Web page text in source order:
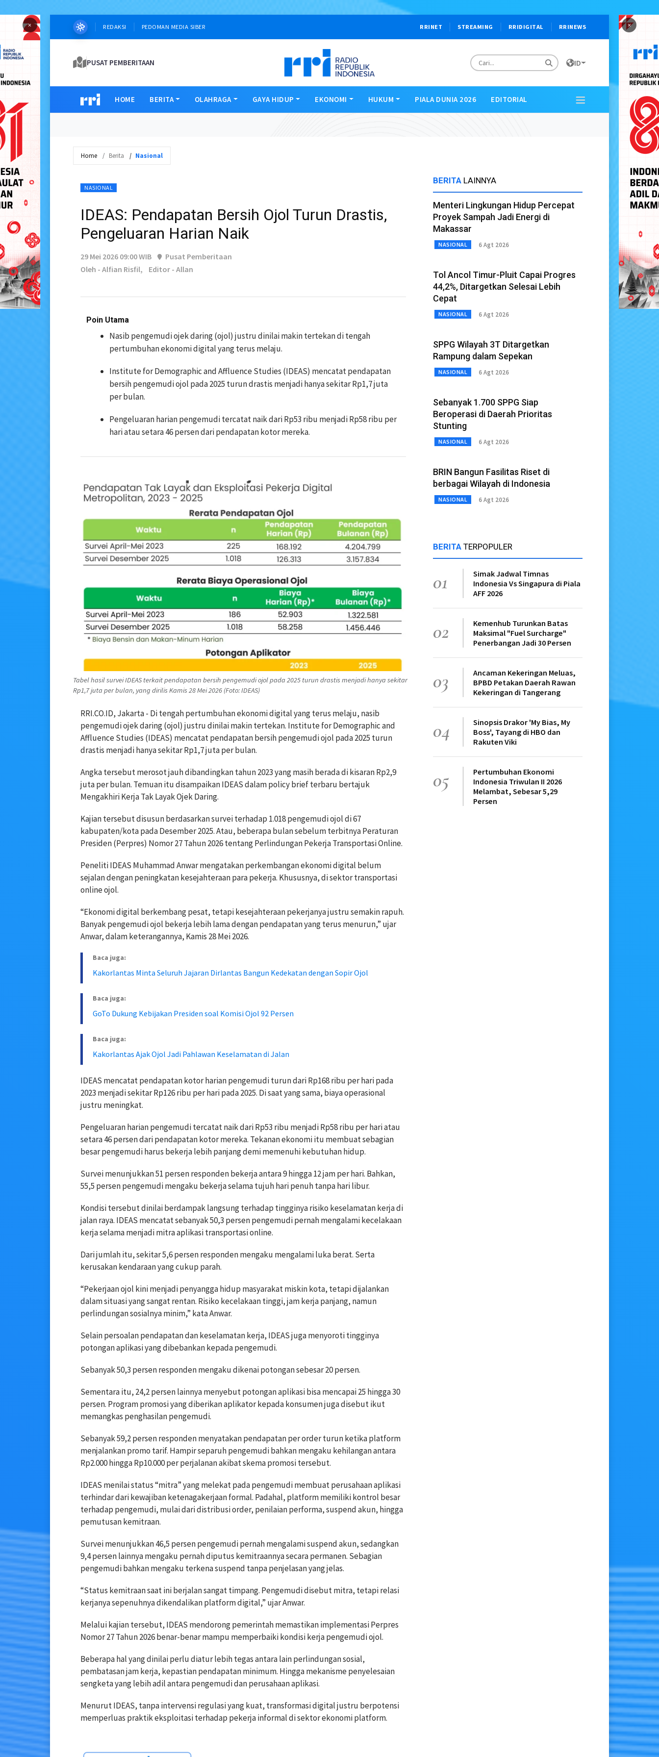
× ×
REDAKSI PEDOMAN MEDIA SIBER RRINET STREAMING RRIDIGITAL RRINEWS
PUSAT PEMBERITAAN ID
HOME BERITA OLAHRAGA GAYA HIDUP EKONOMI HUKUM PIALA DUNIA 2026 EDITORIAL
Home Berita Nasional
NASIONAL
IDEAS: Pendapatan Bersih Ojol Turun Drastis,
Pengeluaran Harian Naik
29 Mei 2026 09:00 WIB
Pusat Pemberitaan
Oleh - Alfian Risfil,
Editor - Allan
Poin Utama
Nasib pengemudi ojek daring (ojol) justru dinilai makin tertekan di tengah
pertumbuhan ekonomi digital yang terus melaju.
Institute for Demographic and Affluence Studies (IDEAS) mencatat pendapatan
bersih pengemudi ojol pada 2025 turun drastis menjadi hanya sekitar Rp1,7 juta
per bulan.
Pengeluaran harian pengemudi tercatat naik dari Rp53 ribu menjadi Rp58 ribu per
hari atau setara 46 persen dari pendapatan kotor mereka.
Tabel hasil survei IDEAS terkait pendapatan bersih pengemudi ojol pada 2025 turun drastis menjadi hanya sekitar
Rp1,7 juta per bulan, yang dirilis Kamis 28 Mei 2026 (Foto: IDEAS)
RRI.CO.ID, Jakarta - Di tengah pertumbuhan ekonomi digital yang terus melaju, nasib
pengemudi ojek daring (ojol) justru dinilai makin tertekan. Institute for Demographic and
Affluence Studies (IDEAS) mencatat pendapatan bersih pengemudi ojol pada 2025 turun
drastis menjadi hanya sekitar Rp1,7 juta per bulan.
Angka tersebut merosot jauh dibandingkan tahun 2023 yang masih berada di kisaran Rp2,9
juta per bulan. Temuan itu disampaikan IDEAS dalam policy brief terbaru bertajuk
Mengakhiri Kerja Tak Layak Ojek Daring.
Kajian tersebut disusun berdasarkan survei terhadap 1.018 pengemudi ojol di 67
kabupaten/kota pada Desember 2025. Atau, beberapa bulan sebelum terbitnya Peraturan
Presiden (Perpres) Nomor 27 Tahun 2026 tentang Perlindungan Pekerja Transportasi Online.
Peneliti IDEAS Muhammad Anwar mengatakan perkembangan ekonomi digital belum
sejalan dengan peningkatan kesejahteraan para pekerja. Khususnya, di sektor transportasi
online ojol.
“Ekonomi digital berkembang pesat, tetapi kesejahteraan pekerjanya justru semakin rapuh.
Banyak pengemudi ojol bekerja lebih lama dengan pendapatan yang terus menurun,” ujar
Anwar, dalam keterangannya, Kamis 28 Mei 2026.
Baca juga:
Kakorlantas Minta Seluruh Jajaran Dirlantas Bangun Kedekatan dengan Sopir Ojol
Baca juga:
GoTo Dukung Kebijakan Presiden soal Komisi Ojol 92 Persen
Baca juga:
Kakorlantas Ajak Ojol Jadi Pahlawan Keselamatan di Jalan
IDEAS mencatat pendapatan kotor harian pengemudi turun dari Rp168 ribu per hari pada
2023 menjadi sekitar Rp126 ribu per hari pada 2025. Di saat yang sama, biaya operasional
justru meningkat.
Pengeluaran harian pengemudi tercatat naik dari Rp53 ribu menjadi Rp58 ribu per hari atau
setara 46 persen dari pendapatan kotor mereka. Tekanan ekonomi itu membuat sebagian
besar pengemudi harus bekerja lebih panjang demi memenuhi kebutuhan hidup.
Survei menunjukkan 51 persen responden bekerja antara 9 hingga 12 jam per hari. Bahkan,
55,5 persen pengemudi mengaku bekerja selama tujuh hari penuh tanpa hari libur.
Kondisi tersebut dinilai berdampak langsung terhadap tingginya risiko keselamatan kerja di
jalan raya. IDEAS mencatat sebanyak 50,3 persen pengemudi pernah mengalami kecelakaan
kerja selama menjadi mitra aplikasi transportasi online.
Dari jumlah itu, sekitar 5,6 persen responden mengaku mengalami luka berat. Serta
kerusakan kendaraan yang cukup parah.
“Pekerjaan ojol kini menjadi penyangga hidup masyarakat miskin kota, tetapi dijalankan
dalam situasi yang sangat rentan. Risiko kecelakaan tinggi, jam kerja panjang, namun
perlindungan sosialnya minim,” kata Anwar.
Selain persoalan pendapatan dan keselamatan kerja, IDEAS juga menyoroti tingginya
potongan aplikasi yang dibebankan kepada pengemudi.
Sebanyak 50,3 persen responden mengaku dikenai potongan sebesar 20 persen.
Sementara itu, 24,2 persen lainnya menyebut potongan aplikasi bisa mencapai 25 hingga 30
persen. Program promosi yang diberikan aplikator kepada konsumen juga disebut ikut
memangkas penghasilan pengemudi.
Sebanyak 59,2 persen responden menyatakan pendapatan per order turun ketika platform
menjalankan promo tarif. Hampir separuh pengemudi bahkan mengaku kehilangan antara
Rp2.000 hingga Rp10.000 per perjalanan akibat skema promosi tersebut.
IDEAS menilai status “mitra” yang melekat pada pengemudi membuat perusahaan aplikasi
terhindar dari kewajiban ketenagakerjaan formal. Padahal, platform memiliki kontrol besar
terhadap pengemudi, mulai dari distribusi order, penilaian performa, suspend akun, hingga
pemutusan kemitraan.
Survei menunjukkan 46,5 persen pengemudi pernah mengalami suspend akun, sedangkan
9,4 persen lainnya mengaku pernah diputus kemitraannya secara permanen. Sebagian
pengemudi bahkan mengaku terkena suspend tanpa penjelasan yang jelas.
“Status kemitraan saat ini berjalan sangat timpang. Pengemudi disebut mitra, tetapi relasi
kerjanya sepenuhnya dikendalikan platform digital,” ujar Anwar.
Melalui kajian tersebut, IDEAS mendorong pemerintah memastikan implementasi Perpres
Nomor 27 Tahun 2026 benar-benar mampu memperbaiki kondisi kerja pengemudi ojol.
Beberapa hal yang dinilai perlu diatur lebih tegas antara lain perlindungan sosial,
pembatasan jam kerja, kepastian pendapatan minimum. Hingga mekanisme penyelesaian
sengketa yang lebih adil antara pengemudi dan perusahaan aplikasi.
Menurut IDEAS, tanpa intervensi regulasi yang kuat, transformasi digital justru berpotensi
memperluas praktik eksploitasi terhadap pekerja informal di sektor ekonomi platform.
BERITA LAINNYA
Menteri Lingkungan Hidup Percepat
Proyek Sampah Jadi Energi di
Makassar
NASIONAL 6 Agt 2026
Tol Ancol Timur-Pluit Capai Progres
44,2%, Ditargetkan Selesai Lebih
Cepat
NASIONAL 6 Agt 2026
SPPG Wilayah 3T Ditargetkan
Rampung dalam Sepekan
NASIONAL 6 Agt 2026
Sebanyak 1.700 SPPG Siap
Beroperasi di Daerah Prioritas
Stunting
NASIONAL 6 Agt 2026
BRIN Bangun Fasilitas Riset di
berbagai Wilayah di Indonesia
NASIONAL 6 Agt 2026
BERITA TERPOPULER
01
Simak Jadwal Timnas
Indonesia Vs Singapura di Piala
AFF 2026
02
Kemenhub Turunkan Batas
Maksimal "Fuel Surcharge"
Penerbangan Jadi 30 Persen
03
Ancaman Kekeringan Meluas,
BPBD Petakan Daerah Rawan
Kekeringan di Tangerang
04
Sinopsis Drakor 'My Bias, My
Boss', Tayang di HBO dan
Rakuten Viki
05
Pertumbuhan Ekonomi
Indonesia Triwulan II 2026
Melambat, Sebesar 5,29
Persen